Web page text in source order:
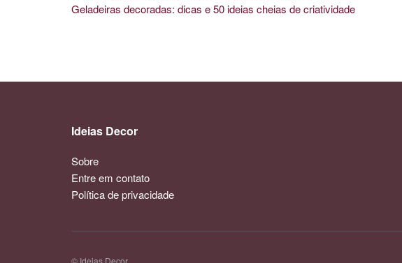
Geladeiras decoradas: dicas e 50 ideias cheias de criatividade
Ideias Decor
Sobre
Entre em contato
Política de privacidade
© Ideias Decor